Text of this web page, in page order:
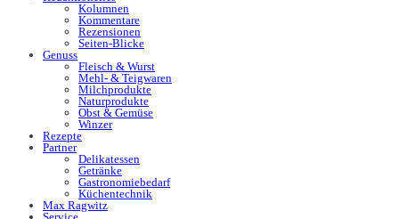
Kolumnen
Kommentare
Rezensionen
Seiten-Blicke
Genuss
Fleisch & Wurst
Mehl- & Teigwaren
Milchprodukte
Naturprodukte
Obst & Gemüse
Winzer
Rezepte
Partner
Delikatessen
Getränke
Gastronomiebedarf
Küchentechnik
Max Ragwitz